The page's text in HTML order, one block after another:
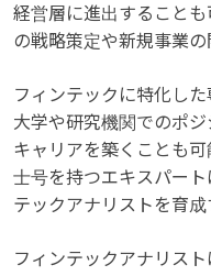
経営層に進出すること
の戦略策定や新規事業の
フィンテックに特化し
大学や研究機関でのポ
キャリアを築くことも
士号を持つエキスパー
テックアナリストを育成
フィンテックアナリス